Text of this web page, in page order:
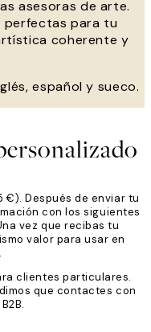
asesoras de arte.
perfectas para tu
coherente y
español y sueco.
€). Después de enviar tu
con los siguientes
vez que recibas tu
valor para usar en
clientes particulares.
que contactes con